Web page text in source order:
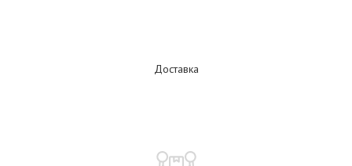
Доставка